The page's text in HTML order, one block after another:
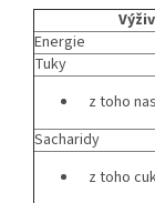
Energie
Tuky
z toho
Sacharidy
z toho